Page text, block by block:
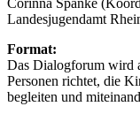
Landesjugendamt
Format:
Das Dialogforum wird
Personen richtet, die
begleiten und